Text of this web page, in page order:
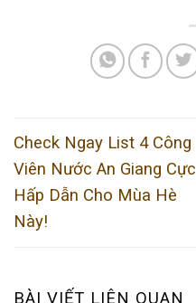
Check Ngay List 4 Công
Viên Nước An Giang Cực
Hấp Dẫn Cho Mùa Hè
Này!
BÀI VIẾT LIÊN QUAN